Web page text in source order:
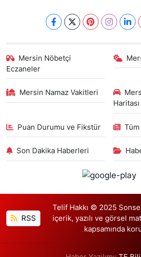
Mersin Nöbetçi
Eczaneler
Mersin Namaz Vakitleri
Haritası
Puan Durumu ve Fikstür
Son Dakika Haberleri
RSS
Telif Hakkı © 2025
içerik, yazılı ve görsel
kapsamında